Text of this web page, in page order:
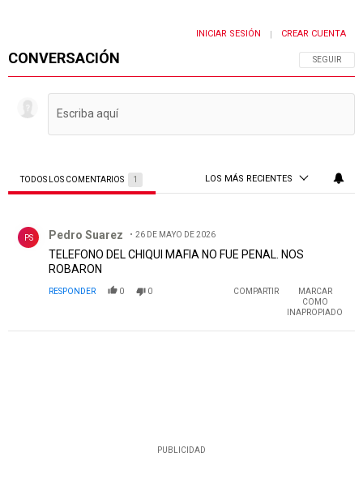
CONVERSACIÓN SIGA ESTA
SEGUIR
INICIAR SESIÓN CREAR CUENTA
TODOS LOS COMENTARIOS 1 LOS MÁS RECIENTES
PS Pedro Suarez 26 DE MAYO DE 2026
TELEFONO DEL CHIQUI MAFIA NO FUE PENAL. NOS
ROBARON
RESPONDER 0 0 COMPARTIR
MARCAR
COMO
INAPROPIADO
PUBLICIDAD